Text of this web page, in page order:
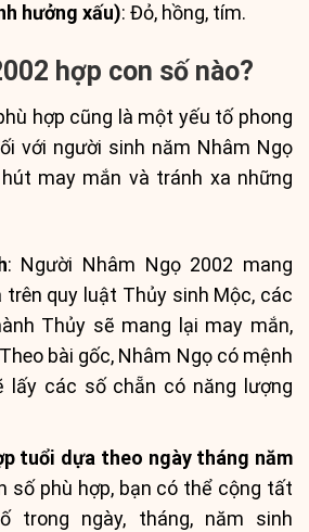
hưởng xấu): Đỏ, hồng, tím.
hợp con số nào?
hợp cũng là một yếu tố phong
với người sinh năm Nhâm Ngọ
may mắn và tránh xa những
: Người Nhâm Ngọ 2002 mang
trên quy luật Thủy sinh Mộc, các
Thủy sẽ mang lại may mắn,
bài gốc, Nhâm Ngọ có mệnh
lấy các số chẵn có năng lượng
tuổi dựa theo ngày tháng năm
số phù hợp, bạn có thể cộng tất
trong ngày, tháng, năm sinh